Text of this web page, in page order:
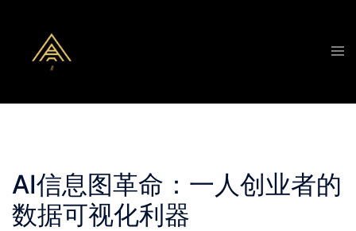
content
AI信息图革命：一人创业者的
数据可视化利器